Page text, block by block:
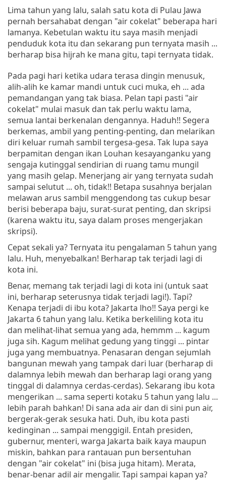
Lima tahun yang lalu, salah satu kota di Pulau Jawa
pernah bersahabat dengan "air cokelat" beberapa hari
lamanya. Kebetulan waktu itu saya masih menjadi
penduduk kota itu dan sekarang pun ternyata masih ...
berharap bisa hijrah ke mana gitu, tapi ternyata tidak.
Pada pagi hari ketika udara terasa dingin menusuk,
alih-alih ke kamar mandi untuk cuci muka, eh ... ada
pemandangan yang tak biasa. Pelan tapi pasti "air
cokelat" mulai masuk dan tak perlu waktu lama,
semua lantai berkenalan dengannya. Haduh!! Segera
berkemas, ambil yang penting-penting, dan melarikan
diri keluar rumah sambil tergesa-gesa. Tak lupa saya
berpamitan dengan ikan Louhan kesayanganku yang
sengaja kutinggal sendirian di ruang tamu mungil
yang masih gelap. Menerjang air yang ternyata sudah
sampai selutut ... oh, tidak!! Betapa susahnya berjalan
melawan arus sambil menggendong tas cukup besar
berisi beberapa baju, surat-surat penting, dan skripsi
(karena waktu itu, saya dalam proses mengerjakan
skripsi).
Cepat sekali ya? Ternyata itu pengalaman 5 tahun yang
lalu. Huh, menyebalkan! Berharap tak terjadi lagi di
kota ini.
Benar, memang tak terjadi lagi di kota ini (untuk saat
ini, berharap seterusnya tidak terjadi lagi!). Tapi?
Kenapa terjadi di ibu kota? Jakarta lho!! Saya pergi ke
Jakarta 6 tahun yang lalu. Ketika berkeliling kota itu
dan melihat-lihat semua yang ada, hemmm ... kagum
juga sih. Kagum melihat gedung yang tinggi ... pintar
juga yang membuatnya. Penasaran dengan sejumlah
bangunan mewah yang tampak dari luar (berharap di
dalamnya lebih mewah dan berharap lagi orang yang
tinggal di dalamnya cerdas-cerdas). Sekarang ibu kota
mengerikan ... sama seperti kotaku 5 tahun yang lalu ...
lebih parah bahkan! Di sana ada air dan di sini pun air,
bergerak-gerak sesuka hati. Duh, ibu kota pasti
kedinginan ... sampai menggigil. Entah presiden,
gubernur, menteri, warga Jakarta baik kaya maupun
miskin, bahkan para rantauan pun bersentuhan
dengan "air cokelat" ini (bisa juga hitam). Merata,
benar-benar adil air mengalir. Tapi sampai kapan ya?